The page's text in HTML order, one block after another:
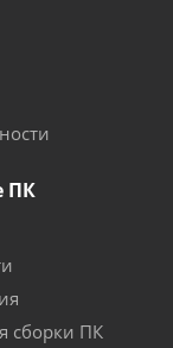
ПК
сборки ПК